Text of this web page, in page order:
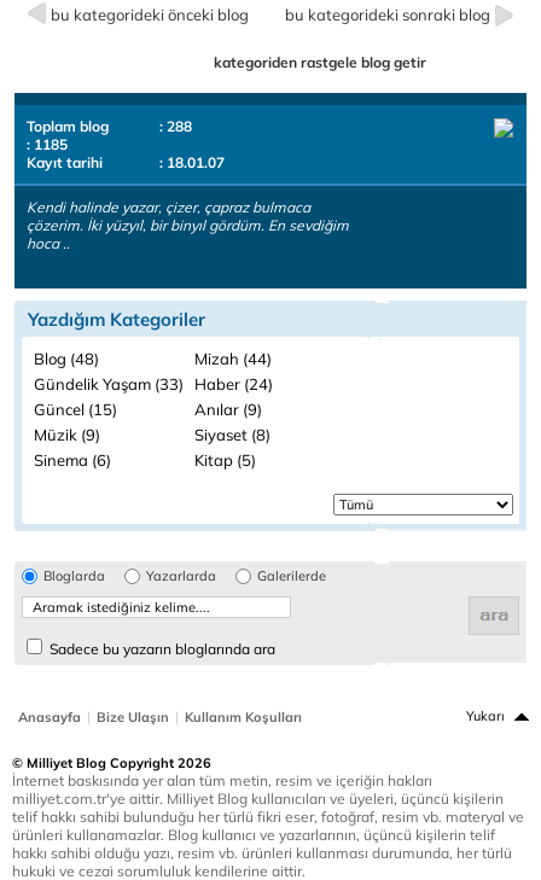
bu kategorideki önceki blog bu kategorideki sonraki blog
kategoriden rastgele blog getir
Toplam blog
: 288
: 1185
Kayıt tarihi
: 18.01.07
Kendi halinde yazar, çizer, çapraz bulmaca
çözerim. İki yüzyıl, bir binyıl gördüm. En sevdiğim
hoca ..
Yazdığım Kategoriler
Blog (48)
Mizah (44)
Gündelik Yaşam (33)
Haber (24)
Güncel (15)
Anılar (9)
Müzik (9)
Siyaset (8)
Sinema (6)
Kitap (5)
Bloglarda Yazarlarda Galerilerde
Sadece bu yazarın bloglarında ara
Anasayfa | Bize Ulaşın | Kullanım Koşulları Yukarı
© Milliyet Blog Copyright 2026
İnternet baskısında yer alan tüm metin, resim ve içeriğin hakları
milliyet.com.tr'ye aittir. Milliyet Blog kullanıcıları ve üyeleri, üçüncü kişilerin
telif hakkı sahibi bulunduğu her türlü fikri eser, fotoğraf, resim vb. materyal ve
ürünleri kullanamazlar. Blog kullanıcı ve yazarlarının, üçüncü kişilerin telif
hakkı sahibi olduğu yazı, resim vb. ürünleri kullanması durumunda, her türlü
hukuki ve cezai sorumluluk kendilerine aittir.